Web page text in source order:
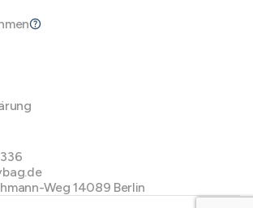
Weg 14089 Berlin